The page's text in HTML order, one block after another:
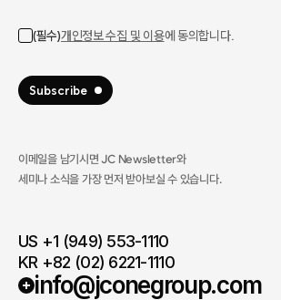
이메일을 남기시면 JC Newsletter와
세미나 소식을 가장 먼저 받아보실 수 있습니다.​
US +1 (949) 553-1110
KR +82 (02) 6221-1110
info@jconegroup.com